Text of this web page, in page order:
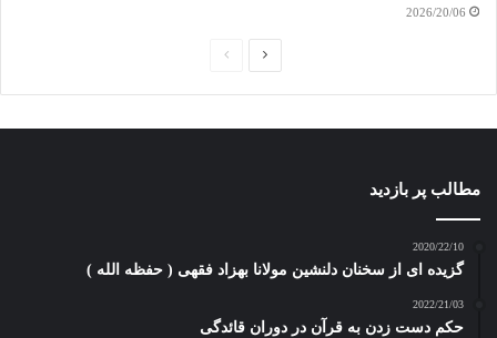
2026/20/06
ی
ی
مطالب پر بازدید
2020/22/10
گزیده ای از سخنان دلنشین مولانا بهزاد فقهی ( حفظه الله )
2022/21/03
حکم دست زدن به قرآن در دوران قائدگی